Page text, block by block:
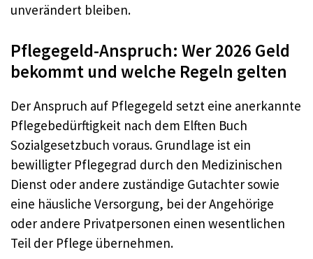
unverändert bleiben.
Pflegegeld-Anspruch: Wer 2026 Geld
bekommt und welche Regeln gelten
Der Anspruch auf Pflegegeld setzt eine anerkannte
Pflegebedürftigkeit nach dem Elften Buch
Sozialgesetzbuch voraus. Grundlage ist ein
bewilligter Pflegegrad durch den Medizinischen
Dienst oder andere zuständige Gutachter sowie
eine häusliche Versorgung, bei der Angehörige
oder andere Privatpersonen einen wesentlichen
Teil der Pflege übernehmen.